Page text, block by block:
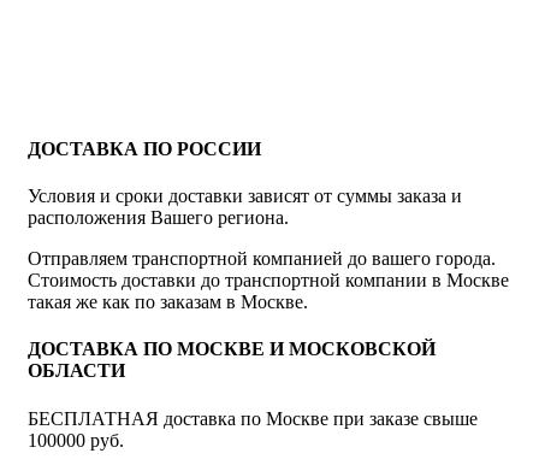
ДОСТАВКА ПО РОССИИ
Условия и сроки доставки зависят от суммы заказа и
расположения Вашего региона.
Отправляем транспортной компанией до вашего города.
Стоимость доставки до транспортной компании в Москве
такая же как по заказам в Москве.
ДОСТАВКА ПО МОСКВЕ И МОСКОВСКОЙ
ОБЛАСТИ
БЕСПЛАТНАЯ доставка по Москве при заказе свыше
100000 руб.